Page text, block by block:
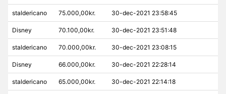
staldericano 75.000,00kr. 30-dec-2021 23:58:45
Disney 70.100,00kr. 30-dec-2021 23:51:48
staldericano 70.000,00kr. 30-dec-2021 23:08:15
Disney 66.000,00kr. 30-dec-2021 22:28:14
staldericano 65.000,00kr. 30-dec-2021 22:14:18